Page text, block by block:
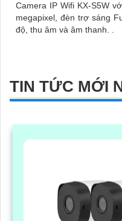
Camera IP Wifi KX-S5W
megapixel, đèn trợ sáng
độ, thu âm và âm thanh. .
TIN TỨC MỚI